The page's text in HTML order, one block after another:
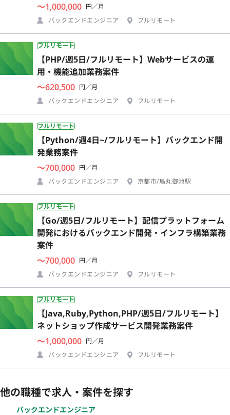
〜1,000,000 円／月
バックエンドエンジニア
フルリモート
フルリモート
【PHP/週5日/フルリモート】Webサービスの運
用・機能追加業務案件
〜620,500 円／月
バックエンドエンジニア
フルリモート
フルリモート
【Python/週4日~/フルリモート】バックエンド開
発業務案件
〜700,000 円／月
バックエンドエンジニア
京都市/烏丸御池駅
フルリモート
【Go/週5日/フルリモート】配信プラットフォーム
開発におけるバックエンド開発・インフラ構築業務
案件
〜700,000 円／月
バックエンドエンジニア
フルリモート
フルリモート
【Java,Ruby,Python,PHP/週5日/フルリモート】
ネットショップ作成サービス開発業務案件
〜1,000,000 円／月
バックエンドエンジニア
フルリモート
他の職種で求人・案件を探す
バックエンドエンジニア